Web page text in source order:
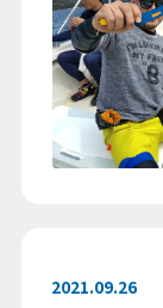
2021.09.26